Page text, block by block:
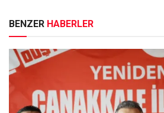
BENZER HABERLER